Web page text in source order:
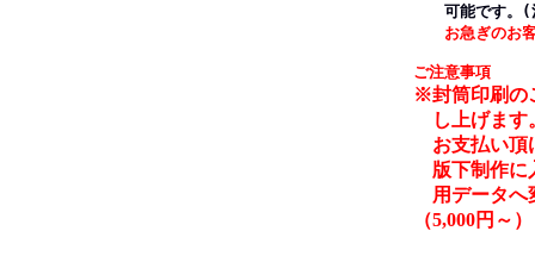
可能です。(
お急ぎのお
ご注意事項
※封筒印刷の
し上げます
お支払い頂
版下制作に
用データへ
（5,000円～）